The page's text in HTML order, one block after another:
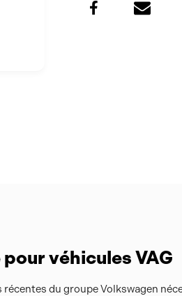
véhicules VAG
du groupe Volkswagen